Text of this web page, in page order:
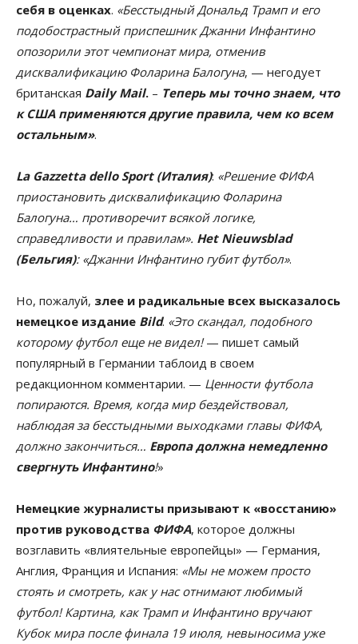
себя в оценках. «Бесстыдный Дональд Трамп и его
подобострастный приспешник Джанни Инфантино
опозорили этот чемпионат мира, отменив
дисквалификацию Фоларина Балогуна, — негодует
британская Daily Mail. – Теперь мы точно знаем, что
к США применяются другие правила, чем ко всем
остальным».
La Gazzetta dello Sport (Италия): «Решение ФИФА
приостановить дисквалификацию Фоларина
Балогуна… противоречит всякой логике,
справедливости и правилам». Het Nieuwsblad
(Бельгия): «Джанни Инфантино губит футбол».
Но, пожалуй, злее и радикальные всех высказалось
немецкое издание Bild. «Это скандал, подобного
которому футбол еще не видел!— пишет самый
популярный в Германии таблоид в своем
редакционном комментарии. — Ценности футбола
попираются. Время, когда мир бездействовал,
наблюдая за бесстыдными выходками главы ФИФА,
должно закончиться… Европа должна немедленно
свергнуть Инфантино!»
Немецкие журналисты призывают к «восстанию»
против руководства ФИФА, которое должны
возглавить «влиятельные европейцы» — Германия,
Англия, Франция и Испания: «Мы не можем просто
стоять и смотреть, как у нас отнимают любимый
футбол! Картина, как Трамп и Инфантино вручают
Кубок мира после финала 19 июля, невыносима уже